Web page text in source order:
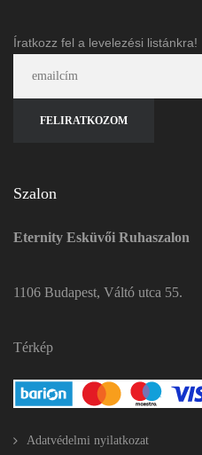
Íratkozz fel a levelezési listánkra!
Szalon
Eternity Esküvői Ruhaszalon
1106 Budapest, Váltó utca 55.
Térkép
Adatvédelmi nyilatkozat